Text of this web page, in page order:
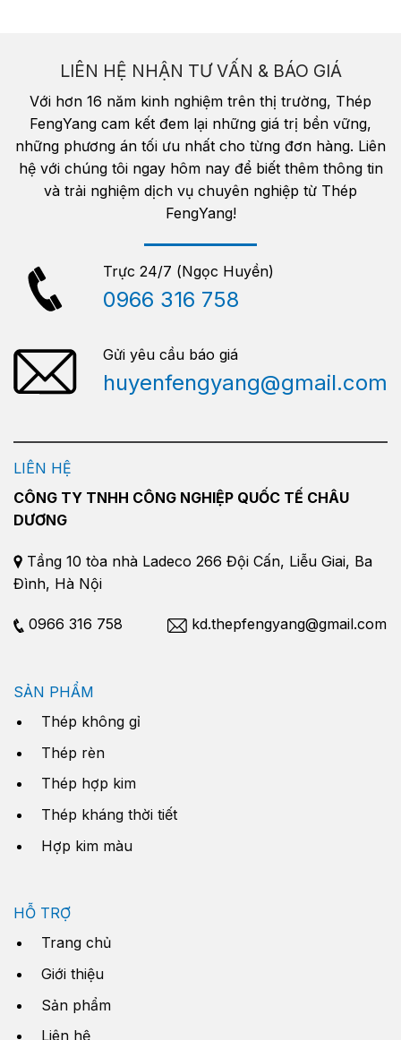
LIÊN HỆ NHẬN TƯ VẤN & BÁO GIÁ
Với hơn 16 năm kinh nghiệm trên thị trường, Thép
FengYang cam kết đem lại những giá trị bền vững,
những phương án tối ưu nhất cho từng đơn hàng. Liên
hệ với chúng tôi ngay hôm nay để biết thêm thông tin
và trải nghiệm dịch vụ chuyên nghiệp từ Thép
FengYang!
Trực 24/7 (Ngọc Huyền)
0966 316 758
Gửi yêu cầu báo giá
huyenfengyang@gmail.com
LIÊN HỆ
CÔNG TY TNHH CÔNG NGHIỆP QUỐC TẾ CHÂU
DƯƠNG
Tầng 10 tòa nhà Ladeco 266 Đội Cấn, Liễu Giai, Ba
Đình, Hà Nội
0966 316 758 kd.thepfengyang@gmail.com
SẢN PHẨM
Thép không gỉ
Thép rèn
Thép hợp kim
Thép kháng thời tiết
Hợp kim màu
HỖ TRỢ
Trang chủ
Giới thiệu
Sản phẩm
Liên hệ